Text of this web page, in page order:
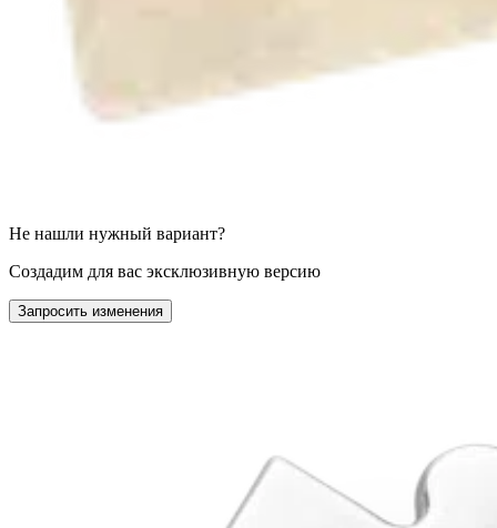
Не нашли нужный вариант?
Создадим для вас эксклюзивную версию
Запросить изменения